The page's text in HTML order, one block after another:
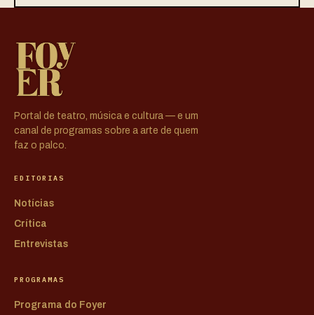
Portal de teatro, música e cultura — e um
canal de programas sobre a arte de quem
faz o palco.
EDITORIAS
Notícias
Crítica
Entrevistas
PROGRAMAS
Programa do Foyer